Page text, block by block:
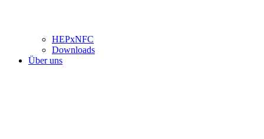
HEPxNFC
Downloads
Über uns